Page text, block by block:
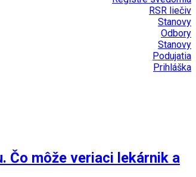
RSR liečiv
Stanovy
Odbory
Stanovy
Podujatia
Prihláška
Čo môže veriaci lekárnik a